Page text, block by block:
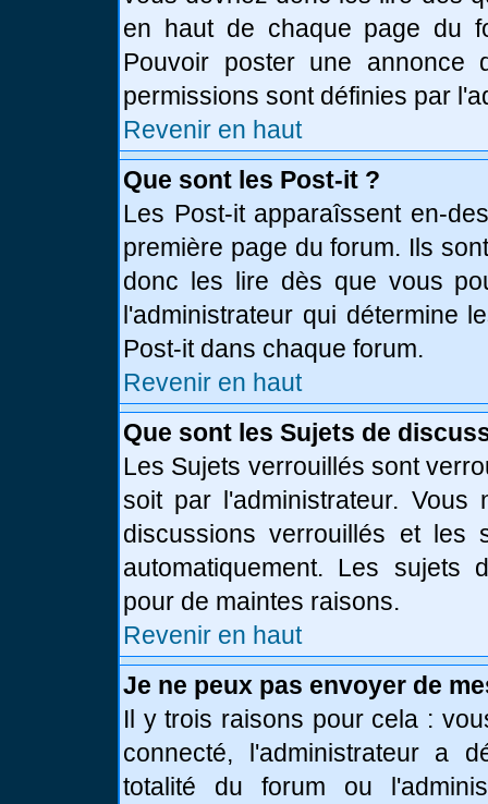
en haut de chaque page du
Pouvoir poster une annonce
permissions sont définies par
Revenir en haut
Que sont les Post-it ?
Les Post-it apparaîssent en-
première page du forum. Ils
donc les lire dès que vous
l'administrateur qui détermine
Post-it dans chaque forum.
Revenir en haut
Que sont les Sujets de
Les Sujets verrouillés sont
soit par l'administrateur.
discussions verrouillés et les
automatiquement. Les sujets
pour de maintes raisons.
Revenir en haut
Je ne peux pas envoyer de
Il y trois raisons pour cela :
connecté, l'administrateur a
totalité du forum ou